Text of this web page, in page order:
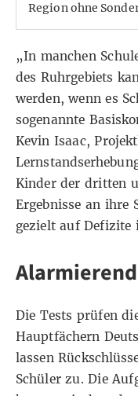
Region ohne
„In manchen
des Ruhrgebiets
werden, wenn es
sogenannte
Kevin Isaac,
Kinder der dritten
Ergebnisse an ihre
gezielt auf Defizite
Die Tests prüfen
Hauptfächern
lassen
Schüler zu. Die